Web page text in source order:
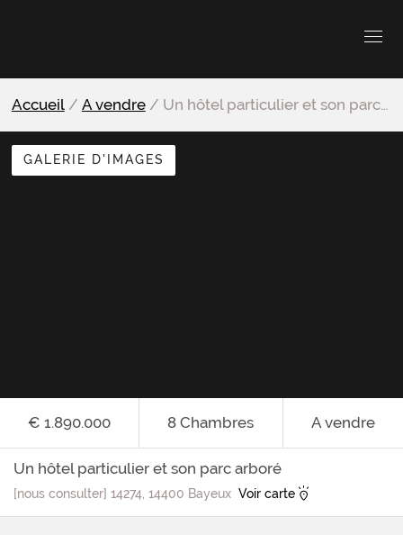
Accueil / A vendre / Un hôtel particulier et son parc arboré
GALERIE D'IMAGES
€ 1.890.000 8 Chambres A vendre
Un hôtel particulier et son parc arboré
[nous consulter] 14274, 14400 Bayeux Voir carte